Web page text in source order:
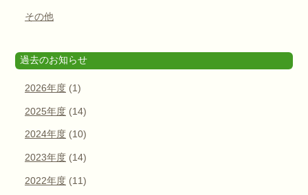
その他
過去のお知らせ
2026年度 (1)
2025年度 (14)
2024年度 (10)
2023年度 (14)
2022年度 (11)